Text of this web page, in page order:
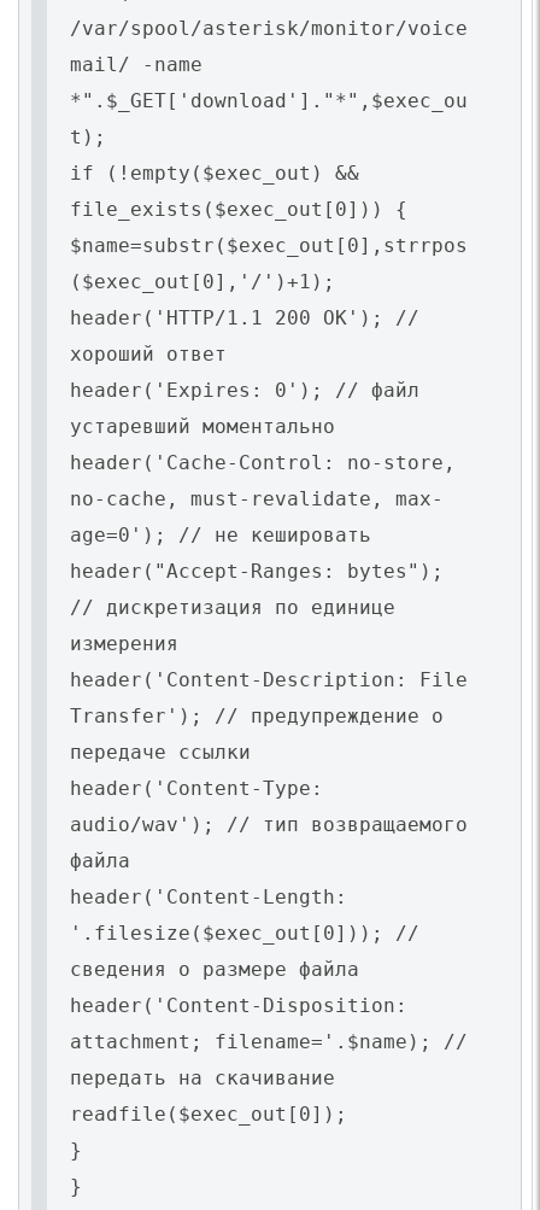
/var/spool/asterisk/monitor/voice
mail/ -name
*".$_GET['download']."*",$exec_ou
t);
if (!empty($exec_out) &&
file_exists($exec_out[0])) {
$name=substr($exec_out[0],strrpos
($exec_out[0],'/')+1);
header('HTTP/1.1 200 OK'); //
хороший ответ
header('Expires: 0'); // файл
устаревший моментально
header('Cache-Control: no-store,
no-cache, must-revalidate, max-
age=0'); // не кешировать
header("Accept-Ranges: bytes");
// дискретизация по единице
измерения
header('Content-Description: File
Transfer'); // предупреждение о
передаче ссылки
header('Content-Type:
audio/wav'); // тип возвращаемого
файла
header('Content-Length:
'.filesize($exec_out[0])); //
сведения о размере файла
header('Content-Disposition:
attachment; filename='.$name); //
передать на скачивание
readfile($exec_out[0]);
}
}